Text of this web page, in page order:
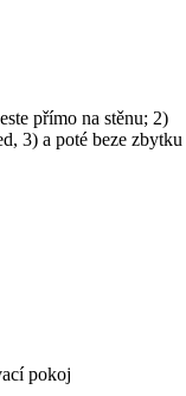
přímo na stěnu; 2)
3) a poté beze zbytku
pokoj